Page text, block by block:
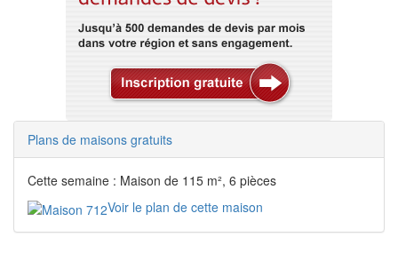
Plans de maisons gratuits
Cette semaine : Maison de 115 m², 6 pièces
Voir le plan de cette maison